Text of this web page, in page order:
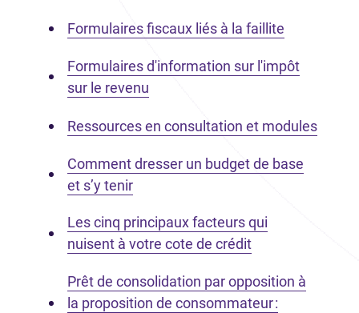
Formulaires fiscaux liés à la faillite
Formulaires d'information sur l'impôt
sur le revenu
Ressources en consultation et modules
Comment dresser un budget de base
et s’y tenir
Les cinq principaux facteurs qui
nuisent à votre cote de crédit
Prêt de consolidation par opposition à
la proposition de consommateur :